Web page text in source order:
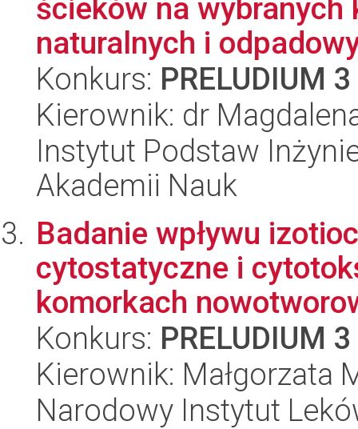
ścieków na
naturalnych i
Konkurs: PRELUDIUM 3
Kierownik: dr
Instytut Podstaw
Akademii Nauk
Badanie wpływu
cytostatyczne i
komorkach
Konkurs: PRELUDIUM 3
Kierownik: Małgorzata
Narodowy Instytut